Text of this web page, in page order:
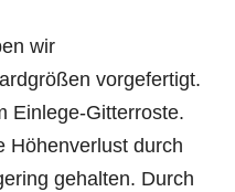
wir
vorgefertigt.
Einlege-Gitterroste.
Höhenverlust durch
gehalten. Durch